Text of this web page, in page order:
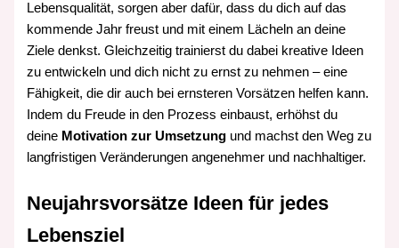
Lebensqualität, sorgen aber dafür, dass du dich auf das
kommende Jahr freust und mit einem Lächeln an deine
Ziele denkst. Gleichzeitig trainierst du dabei kreative Ideen
zu entwickeln und dich nicht zu ernst zu nehmen – eine
Fähigkeit, die dir auch bei ernsteren Vorsätzen helfen kann.
Indem du Freude in den Prozess einbaust, erhöhst du
deine Motivation zur Umsetzung und machst den Weg zu
langfristigen Veränderungen angenehmer und nachhaltiger.
Neujahrsvorsätze Ideen für jedes
Lebensziel